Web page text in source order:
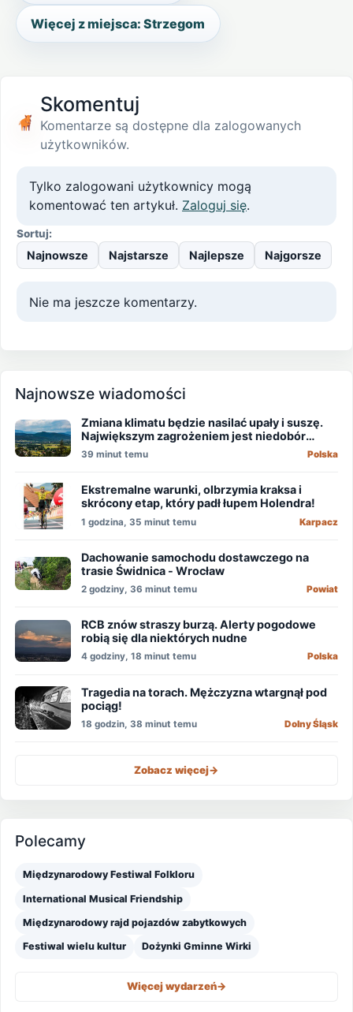
Więcej z miejsca: Strzegom
Skomentuj
Komentarze są dostępne dla zalogowanych
użytkowników.
Tylko zalogowani użytkownicy mogą
komentować ten artykuł. Zaloguj się.
Sortuj:
Najnowsze Najstarsze Najlepsze Najgorsze
Nie ma jeszcze komentarzy.
Najnowsze wiadomości
Zmiana klimatu będzie nasilać upały i suszę.
Największym zagrożeniem jest niedobór
wody
39 minut temu Polska
Ekstremalne warunki, olbrzymia kraksa i
skrócony etap, który padł łupem Holendra!
1 godzina, 35 minut temu Karpacz
Dachowanie samochodu dostawczego na
trasie Świdnica - Wrocław
2 godziny, 36 minut temu Powiat
RCB znów straszy burzą. Alerty pogodowe
robią się dla niektórych nudne
4 godziny, 18 minut temu Polska
Tragedia na torach. Mężczyzna wtargnął pod
pociąg!
18 godzin, 38 minut temu Dolny Śląsk
Zobacz więcej->
Polecamy
Międzynarodowy Festiwal Folkloru
International Musical Friendship
Międzynarodowy rajd pojazdów zabytkowych
Festiwal wielu kultur Dożynki Gminne Wirki
Więcej wydarzeń->